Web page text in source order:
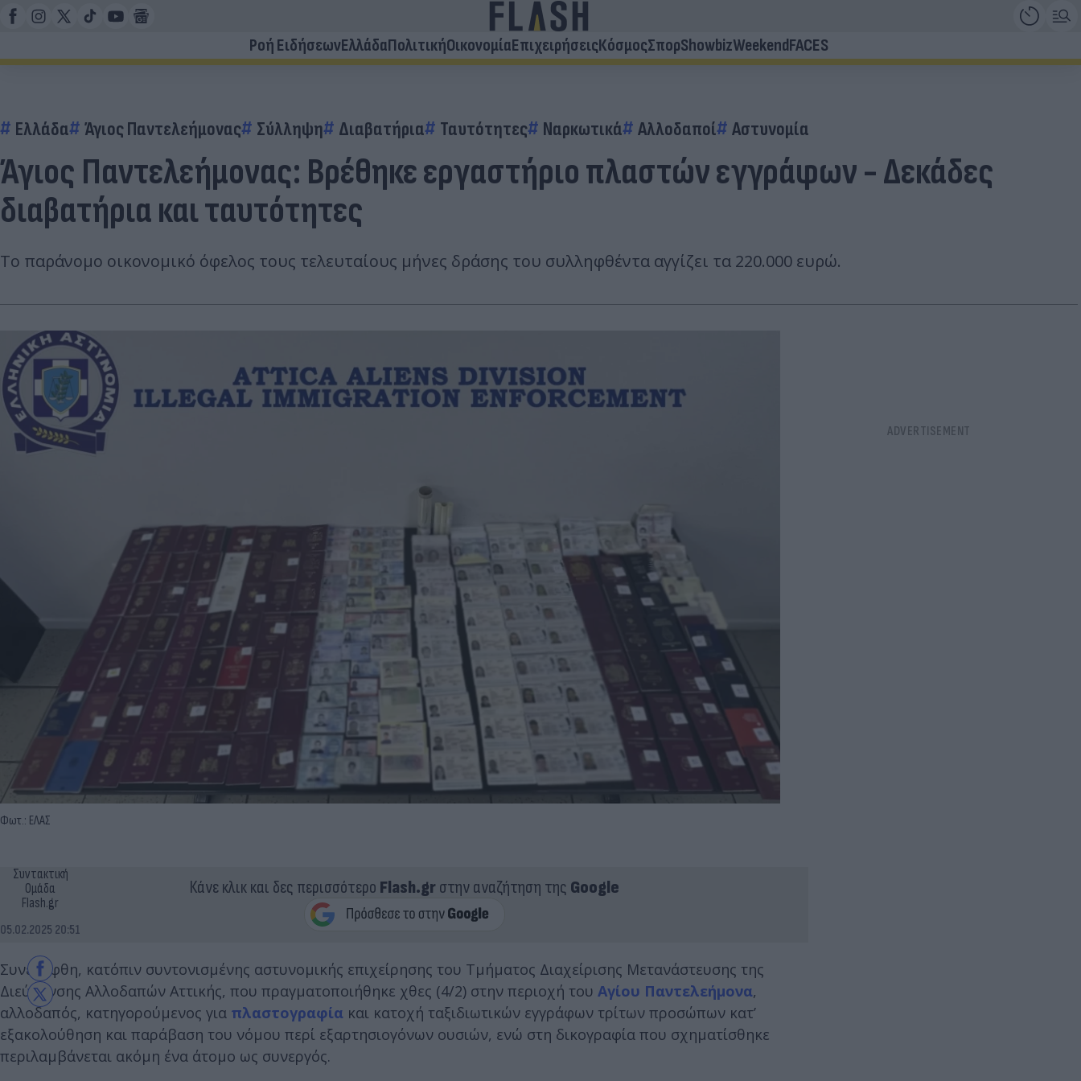
Ροή ΕιδήσεωνΕλλάδαΠολιτικήΟικονομίαΕπιχειρήσειςΚόσμοςΣπορShowbizWeekendFACES
Ελλάδα Άγιος Παντελεήμονας Σύλληψη Διαβατήρια Ταυτότητες Ναρκωτικά Αλλοδαποί Αστυνομία
Άγιος Παντελεήμονας: Βρέθηκε εργαστήριο πλαστών εγγράφων - Δεκάδες
διαβατήρια και ταυτότητες
Το παράνομο οικονομικό όφελος τους τελευταίους μήνες δράσης του συλληφθέντα αγγίζει τα 220.000 ευρώ.
Φωτ.: ΕΛΑΣ
Συντακτική
Ομάδα
Flash.gr
05.02.2025 20:51
Κάνε κλικ και δες περισσότερο Flash.grστην αναζήτηση της Google
Συνελήφθη, κατόπιν συντονισμένης αστυνομικής επιχείρησης του Τμήματος Διαχείρισης Μετανάστευσης της
Διεύθυνσης Αλλοδαπών Αττικής, που πραγματοποιήθηκε χθες (4/2) στην περιοχή του Αγίου Παντελεήμονα,
αλλοδαπός, κατηγορούμενος για πλαστογραφία και κατοχή ταξιδιωτικών εγγράφων τρίτων προσώπων κατ’
εξακολούθηση και παράβαση του νόμου περί εξαρτησιογόνων ουσιών, ενώ στη δικογραφία που σχηματίσθηκε
περιλαμβάνεται ακόμη ένα άτομο ως συνεργός.